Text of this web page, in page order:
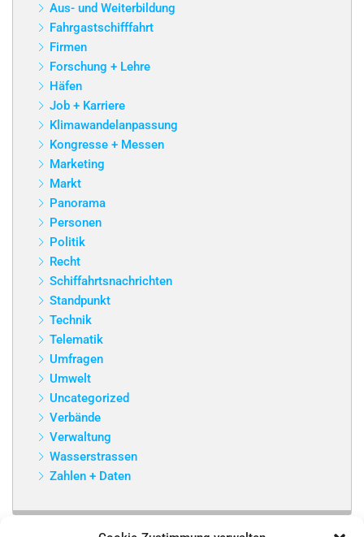
Aus- und Weiterbildung
Fahrgastschifffahrt
Firmen
Forschung + Lehre
Häfen
Job + Karriere
Klimawandelanpassung
Kongresse + Messen
Marketing
Markt
Panorama
Personen
Politik
Recht
Schiffahrtsnachrichten
Standpunkt
Technik
Telematik
Umfragen
Umwelt
Uncategorized
Verbände
Verwaltung
Wasserstrassen
Zahlen + Daten